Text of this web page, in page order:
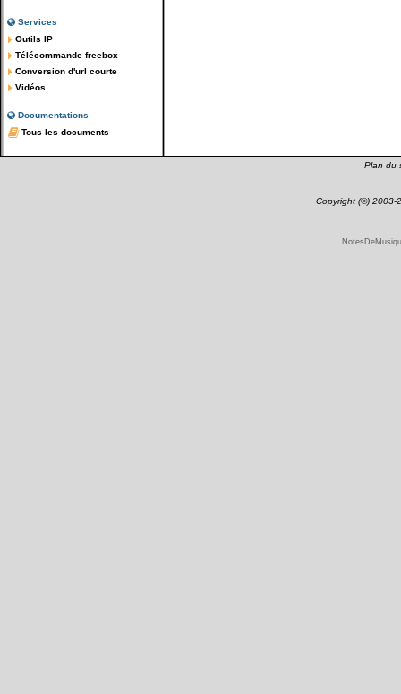
Services
Outils IP
Télécommande freebox
Conversion d'url courte
Vidéos
Documentations
Tous les documents
Plan du
Copyright (©) 2003-